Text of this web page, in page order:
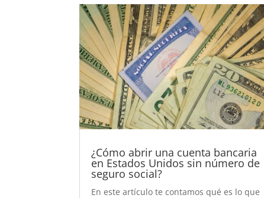
¿Cómo abrir una cuenta bancaria
en Estados Unidos sin número de
seguro social?
En este artículo te contamos qué es lo que